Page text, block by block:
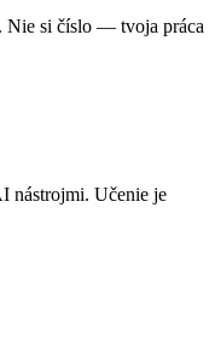
Nie si číslo — tvoja práca
nástrojmi. Učenie je